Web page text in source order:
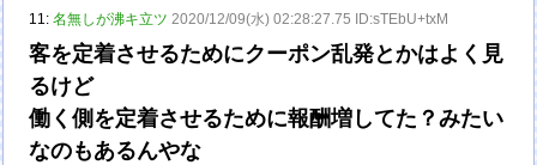
11:名無しが沸キ立ツ 2020/12/09(水) 02:28:27.75 ID:sTEbU+txM
客を定着させるためにクーポン乱発とかはよく見
るけど
働く側を定着させるために報酬増してた？みたい
なのもあるんやな